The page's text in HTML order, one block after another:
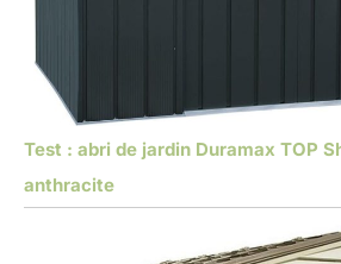
Test : abri de jardin Duramax TOP
anthracite